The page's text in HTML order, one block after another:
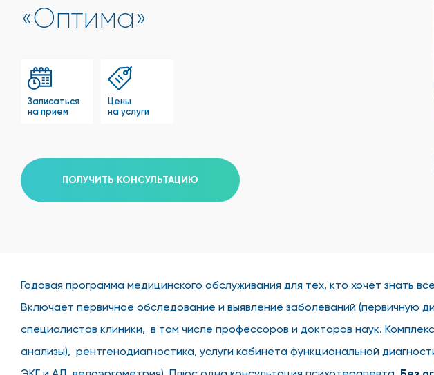
«Оптима»
Записаться
на прием
Цены
на услуги
ПОЛУЧИТЬ КОНСУЛЬТАЦИЮ
Годовая программа медицинского обслуживания для тех, кто хочет знать
Включает первичное обследование и выявление заболеваний (первичную
специалистов клиники, в том числе профессоров и докторов наук.
анализы), рентгенодиагностика, услуги кабинета функциональной